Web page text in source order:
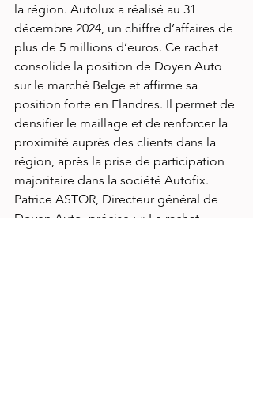
la région. Autolux a réalisé au 31
décembre 2024, un chiffre d’affaires de
plus de 5 millions d’euros. Ce rachat
consolide la position de Doyen Auto
sur le marché Belge et affirme sa
position forte en Flandres. Il permet de
densifier le maillage et de renforcer la
proximité auprès des clients dans la
région, après la prise de participation
majoritaire dans la société Autofix.
Patrice ASTOR, Directeur général de
Doyen Auto, précise : « Le rachat